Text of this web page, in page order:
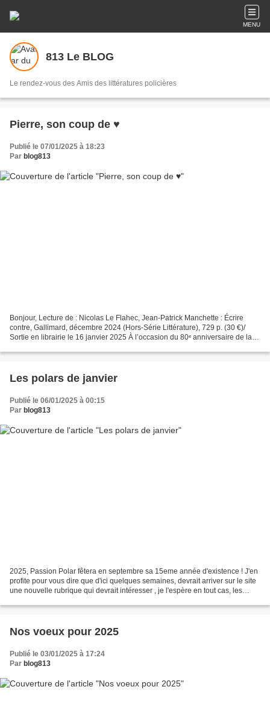
MENU
813 Le BLOG
Le rendez-vous des Amis des littératures policières
Pierre, son coup de ♥
Publié le 07/01/2025 à 18:23
Par blog813
Bonjour, Lecture de : Nicolas Le Flahec, Jean-Patrick Manchette : Écrire
contre, Gallimard, décembre 2024 (Hors-Série Littérature), 729 p. (30 €)/
Sortie en librairie le 16 janvier 2025 À l’occasion du 80ᵉ anniversaire de la
Les polars de janvier
Publié le 06/01/2025 à 00:15
Par blog813
2025, Passion Polar fêtera en septembre sa 15eme année d'existence ! J'en
profite pour vous dire que d'ici quelques semaines, devrait arriver sur le site
une nouvelle rubrique qui devrait intéresser , je l'espère en tout cas, les
Nos voeux pour 2025
Publié le 03/01/2025 à 17:24
Par blog813